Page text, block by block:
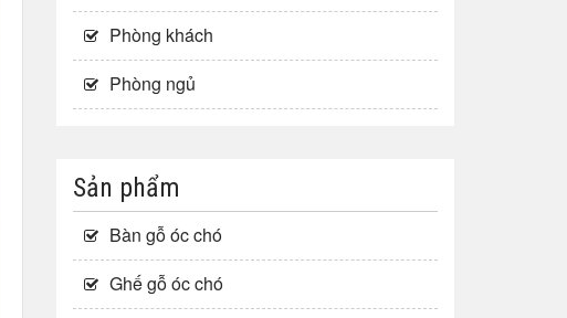
Phòng khách
Phòng ngủ
Sản phẩm
Bàn gỗ óc chó
Ghế gỗ óc chó